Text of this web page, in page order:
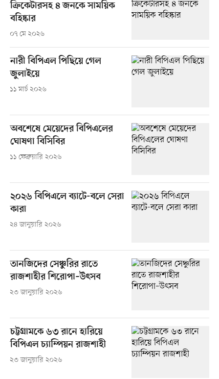
ক্রিকেটারসহ ৪ জনকে সাময়িক
বহিষ্কার
০৭ মে ২০২৬
নারী বিপিএল পিছিয়ে গেল
জুলাইয়ে
১১ মার্চ ২০২৬
অবশেষে মেয়েদের বিপিএলের
ঘোষণা বিসিবির
১১ ফেব্রুয়ারি ২০২৬
২০২৬ বিপিএলে ব্যাটে-বলে সেরা
কারা
২৪ জানুয়ারি ২০২৬
তানজিদের সেঞ্চুরির রাতে
রাজশাহীর শিরোপা–উৎসব
২৩ জানুয়ারি ২০২৬
চট্টগ্রামকে ৬৩ রানে হারিয়ে
বিপিএল চ্যাম্পিয়ন রাজশাহী
২৩ জানুয়ারি ২০২৬